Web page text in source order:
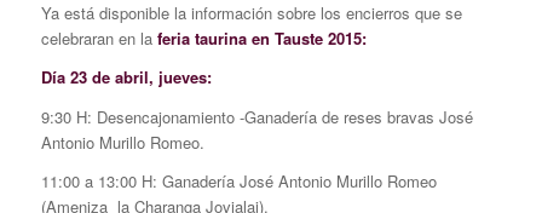
Ya está disponible la información sobre los encierros que se
celebraran en la feria taurina en Tauste 2015:
Día 23 de abril, jueves:
9:30 H: Desencajonamiento -Ganadería de reses bravas José
Antonio Murillo Romeo.
11:00 a 13:00 H: Ganadería José Antonio Murillo Romeo
(Ameniza la Charanga Jovialai).